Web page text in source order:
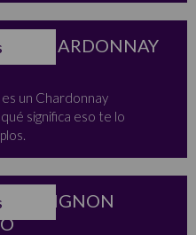
LE CHARDONNAY
un Chardonnay
significa eso te lo
SAUVIGNON